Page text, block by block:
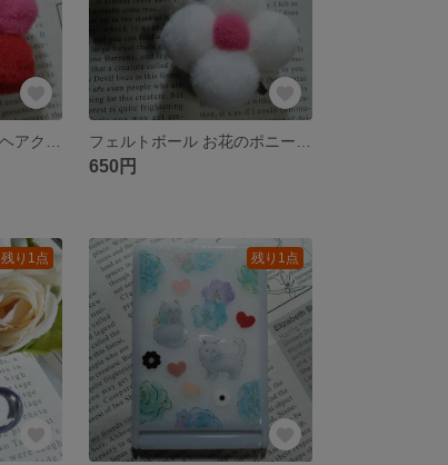
650円
残り1点 残り1点